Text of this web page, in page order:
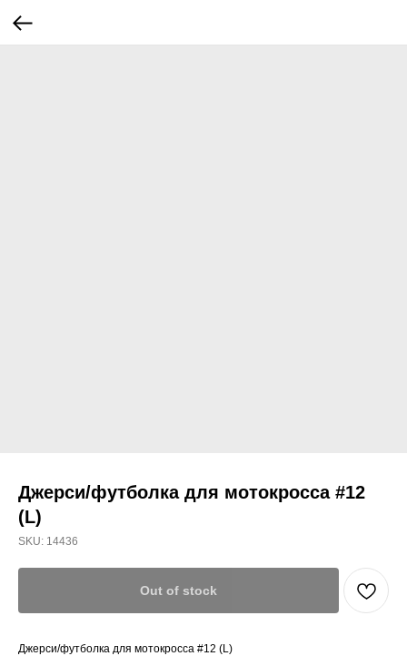
Джерси/футболка для мотокросса #12
(L)
SKU: 14436
Out of stock
Джерси/футболка для мотокросса #12 (L)